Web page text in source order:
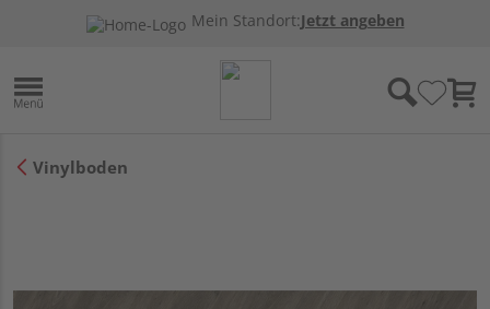
Mein Standort:Jetzt angeben
Vinylboden